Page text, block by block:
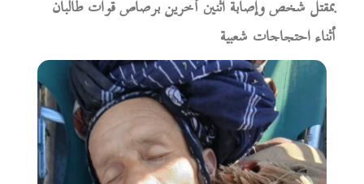
بمقتل شخص وإصابة اثنين آخرين برصاص قوات طالبان
أثناء احتجاجات شعبية